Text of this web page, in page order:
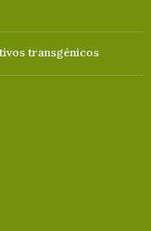
transgénicos